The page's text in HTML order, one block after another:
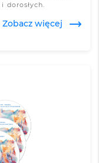
dorosłych.
Zobacz więcej
Zobacz więcej